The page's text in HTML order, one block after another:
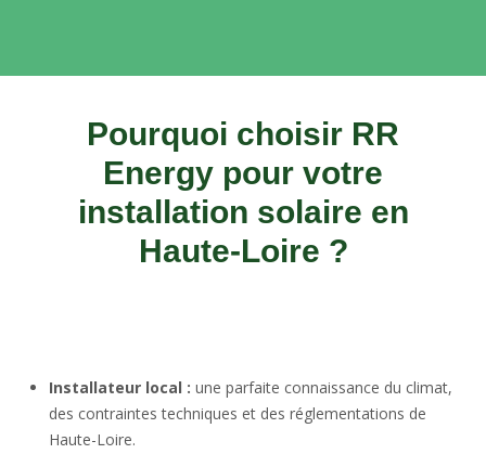
Pourquoi choisir RR
Energy pour votre
installation solaire en
Haute-Loire ?
Installateur local : une parfaite connaissance du climat,
des contraintes techniques et des réglementations de
Haute-Loire.